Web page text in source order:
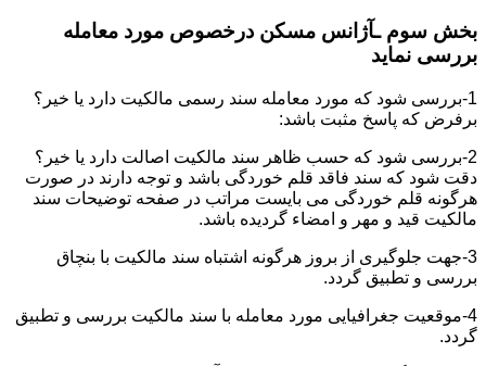
بخش سوم ـآژانس مسکن درخصوص مورد معامله
بررسی نماید
1-بررسی شود که مورد معامله سند رسمی مالکیت دارد یا خیر؟
برفرض که پاسخ مثبت باشد:
2-بررسی شود که حسب ظاهر سند مالکیت اصالت دارد یا خیر؟
دقت شود که سند فاقد قلم خوردگی باشد و توجه دارند در صورت
هرگونه قلم خوردگی می بایست مراتب در صفحه توضیحات سند
مالکیت قید و مهر و امضاء گردیده باشد.
3-جهت جلوگیری از بروز هرگونه اشتباه سند مالکیت با بنچاق
بررسی و تطبیق گردد.
4-موقعیت جغرافیایی مورد معامله با سند مالکیت بررسی و تطبیق
گردد.